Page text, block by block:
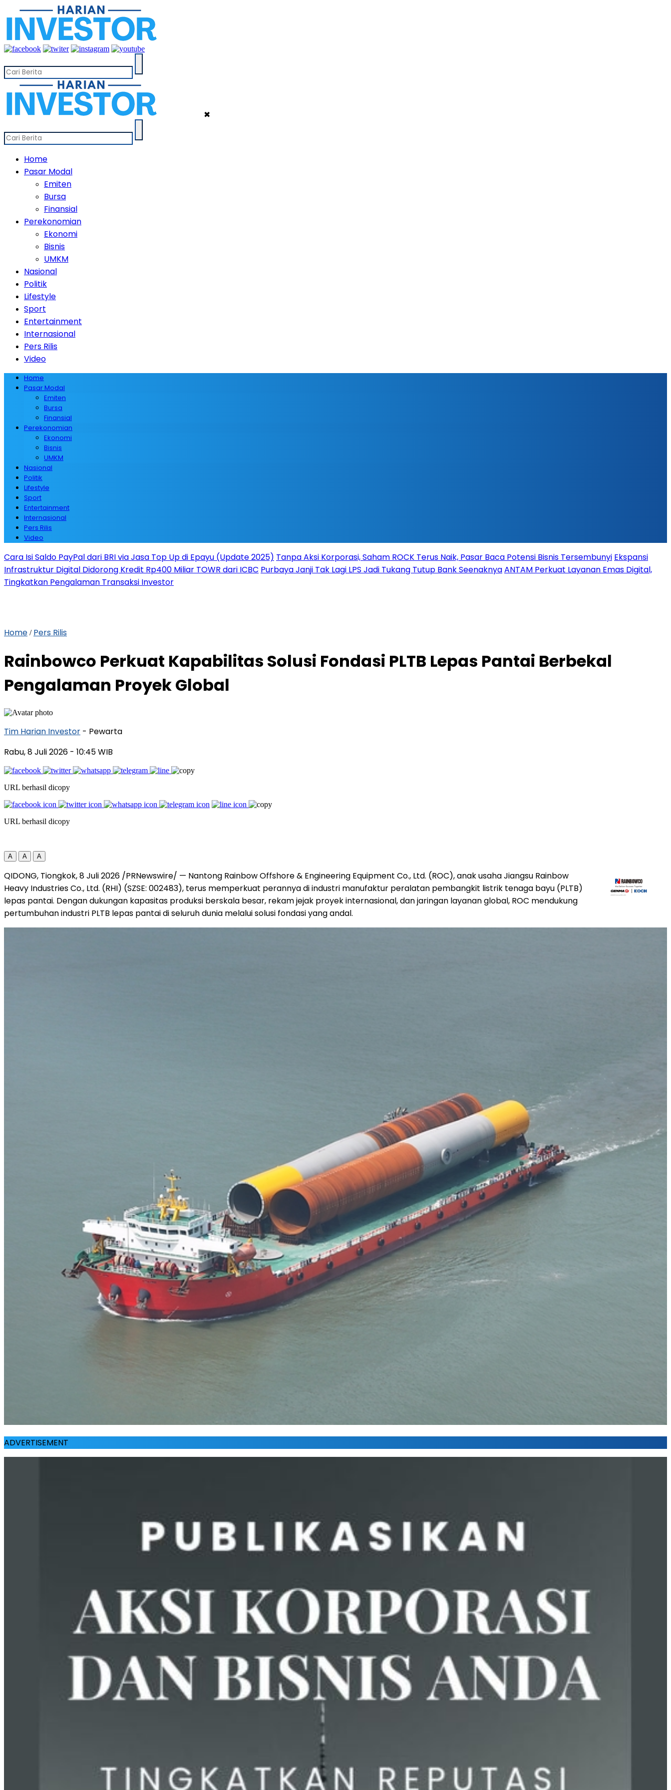
✖
Home
Pasar Modal
Emiten
Bursa
Finansial
Perekonomian
Ekonomi
Bisnis
UMKM
Nasional
Politik
Lifestyle
Sport
Entertainment
Internasional
Pers Rilis
Video
Home
Pasar Modal
Emiten
Bursa
Finansial
Perekonomian
Ekonomi
Bisnis
UMKM
Nasional
Politik
Lifestyle
Sport
Entertainment
Internasional
Pers Rilis
Video
Cara Isi Saldo PayPal dari BRI via Jasa Top Up di Epayu (Update 2025) Tanpa Aksi Korporasi, Saham ROCK Terus Naik, Pasar Baca Potensi Bisnis Tersembunyi Ekspansi
Infrastruktur Digital Didorong Kredit Rp400 Miliar TOWR dari ICBC Purbaya Janji Tak Lagi LPS Jadi Tukang Tutup Bank SeenaknyaANTAM Perkuat Layanan Emas Digital,
Tingkatkan Pengalaman Transaksi Investor
Home / Pers Rilis
Rainbowco Perkuat Kapabilitas Solusi Fondasi PLTB Lepas Pantai Berbekal
Pengalaman Proyek Global
Tim Harian Investor - Pewarta
Rabu, 8 Juli 2026 - 10:45 WIB
URL berhasil dicopy
URL berhasil dicopy
A A A
QIDONG, Tiongkok, 8 Juli 2026 /PRNewswire/ — Nantong Rainbow Offshore & Engineering Equipment Co., Ltd. (ROC), anak usaha Jiangsu Rainbow
Heavy Industries Co., Ltd. (RHI) (SZSE: 002483), terus memperkuat perannya di industri manufaktur peralatan pembangkit listrik tenaga bayu (PLTB)
lepas pantai. Dengan dukungan kapasitas produksi berskala besar, rekam jejak proyek internasional, dan jaringan layanan global, ROC mendukung
pertumbuhan industri PLTB lepas pantai di seluruh dunia melalui solusi fondasi yang andal.
ADVERTISEMENT